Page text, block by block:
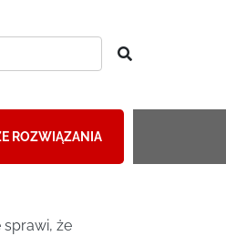
ROZWIĄZANIA
sprawi, że